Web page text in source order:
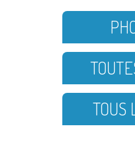
TOUS